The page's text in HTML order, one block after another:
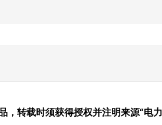
，转载时须获得授权并注明来源“电